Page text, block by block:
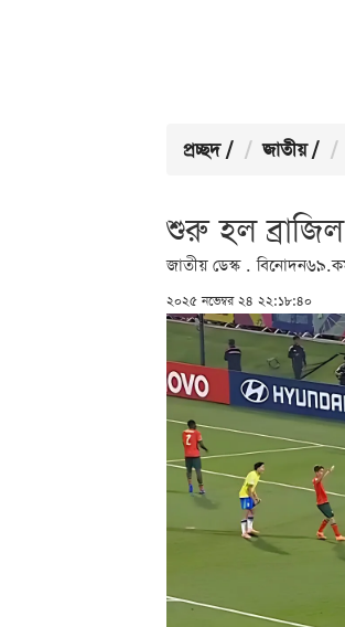
প্রচ্ছদ / জাতীয় /
শুরু হল
জাতীয় ডেস্ক .
২০২৫ নভেম্বর ২৪ ২২:১৮:৪০